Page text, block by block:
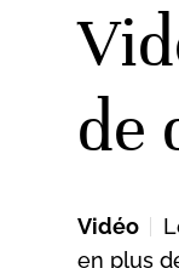
de
Vidéo
en plus